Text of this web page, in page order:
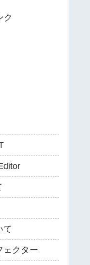
ク
て
ェクター